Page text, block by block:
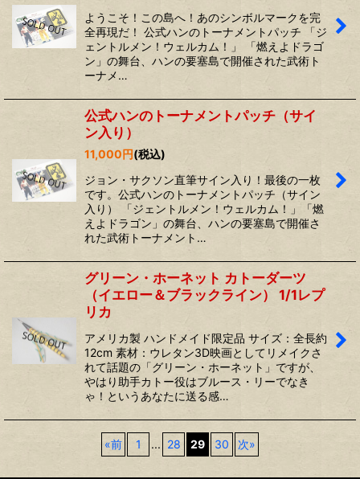
ようこそ！この島へ！あのシンボルマークを完
全再現だ！ 公式ハンのトーナメントパッチ 「ジ
ェントルメン！ウェルカム！」 「燃えよドラゴ
ン」の舞台、ハンの要塞島で開催された武術ト
ーナメ…
公式ハンのトーナメントパッチ（サイ
ン入り）
11,000円(税込)
ジョン・サクソン直筆サイン入り！最後の一枚
です。公式ハンのトーナメントパッチ（サイン
入り） 「ジェントルメン！ウェルカム！」「燃
えよドラゴン」の舞台、ハンの要塞島で開催さ
れた武術トーナメント…
グリーン・ホーネット カトーダーツ
（イエロー＆ブラックライン） 1/1レプ
リカ
アメリカ製 ハンドメイド限定品 サイズ：全長約
12cm 素材：ウレタン3D映画としてリメイクさ
れて話題の「グリーン・ホーネット」ですが、
やはり助手カトー役はブルース・リーでなき
ゃ！というあなたに送る感…
«前 1 ... 28 29 30 次»